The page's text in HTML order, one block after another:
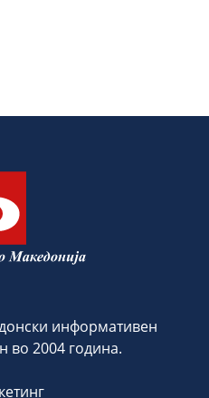
информативен
во 2004 година.